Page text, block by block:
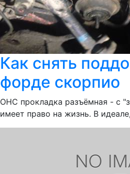
Как снять
форде скорпио
ОНС прокладка разъёмная - с
имеет право на жизнь. В